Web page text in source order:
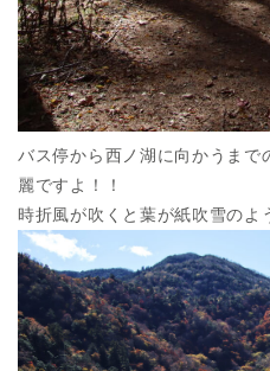
バス停から西ノ湖に向かうまで
麗ですよ！！
時折風が吹くと葉が紙吹雪のよ